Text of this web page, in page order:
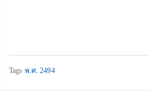
Tags พ.ศ. 2494